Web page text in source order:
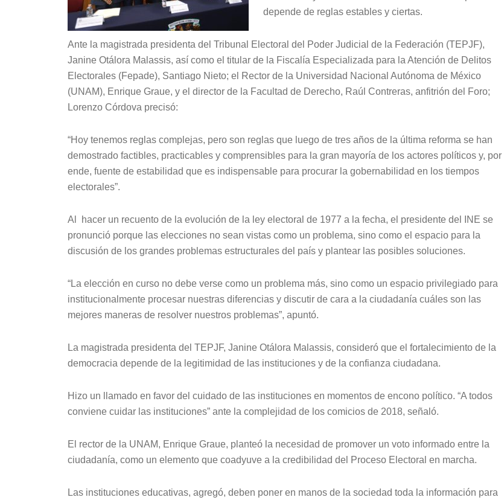
depende de reglas estables y ciertas.
Ante la magistrada presidenta del Tribunal Electoral del Poder Judicial de la Federación (TEPJF),
Janine Otálora Malassis, así como el titular de la Fiscalía Especializada para la Atención de Delitos
Electorales (Fepade), Santiago Nieto; el Rector de la Universidad Nacional Autónoma de México
(UNAM), Enrique Graue, y el director de la Facultad de Derecho, Raúl Contreras, anfitrión del Foro;
Lorenzo Córdova precisó:
“Hoy tenemos reglas complejas, pero son reglas que luego de tres años de la última reforma se han
demostrado factibles, practicables y comprensibles para la gran mayoría de los actores políticos y, por
ende, fuente de estabilidad que es indispensable para procurar la gobernabilidad en los tiempos
electorales”.
Al hacer un recuento de la evolución de la ley electoral de 1977 a la fecha, el presidente del INE se
pronunció porque las elecciones no sean vistas como un problema, sino como el espacio para la
discusión de los grandes problemas estructurales del país y plantear las posibles soluciones.
“La elección en curso no debe verse como un problema más, sino como un espacio privilegiado para
institucionalmente procesar nuestras diferencias y discutir de cara a la ciudadanía cuáles son las
mejores maneras de resolver nuestros problemas”, apuntó.
La magistrada presidenta del TEPJF, Janine Otálora Malassis, consideró que el fortalecimiento de la
democracia depende de la legitimidad de las instituciones y de la confianza ciudadana.
Hizo un llamado en favor del cuidado de las instituciones en momentos de encono político. “A todos
conviene cuidar las instituciones” ante la complejidad de los comicios de 2018, señaló.
El rector de la UNAM, Enrique Graue, planteó la necesidad de promover un voto informado entre la
ciudadanía, como un elemento que coadyuve a la credibilidad del Proceso Electoral en marcha.
Las instituciones educativas, agregó, deben poner en manos de la sociedad toda la información para